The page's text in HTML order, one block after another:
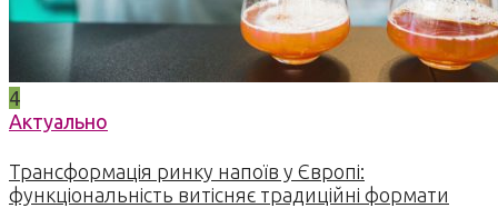
4
Актуально
Трансформація ринку напоїв у Європі:
функціональність витісняє традиційні формати